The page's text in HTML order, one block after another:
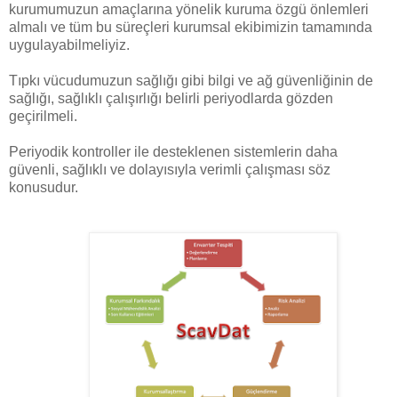
kurumumuzun amaçlarına yönelik kuruma özgü önlemleri
almalı ve tüm bu süreçleri kurumsal ekibimizin tamamında
uygulayabilmeliyiz.
Tıpkı vücudumuzun sağlığı gibi bilgi ve ağ güvenliğinin de
sağlığı, sağlıklı çalışırlığı belirli periyodlarda gözden
geçirilmeli.
Periyodik kontroller ile desteklenen sistemlerin daha
güvenli, sağlıklı ve dolayısıyla verimli çalışması söz
konusudur.